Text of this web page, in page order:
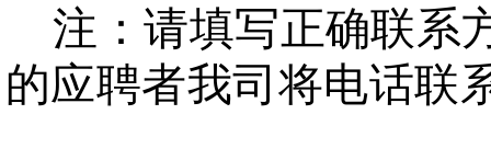
注：请填写正确联系
的应聘者我司将电话联